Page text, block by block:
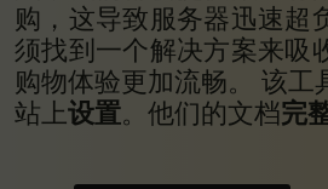
购，这导致服务器迅速超
须找到一个解决方案来吸
购物体验更加流畅。 该工
站上设置。他们的文档完